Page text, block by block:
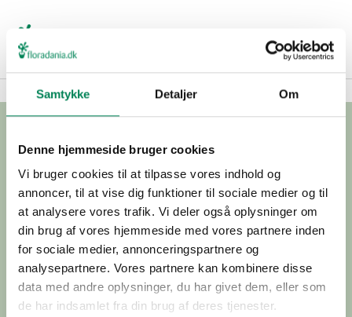
Samtykke Detaljer Om
Denne hjemmeside bruger cookies
Vi bruger cookies til at tilpasse vores indhold og
annoncer, til at vise dig funktioner til sociale medier og til
at analysere vores trafik. Vi deler også oplysninger om
din brug af vores hjemmeside med vores partnere inden
for sociale medier, annonceringspartnere og
analysepartnere. Vores partnere kan kombinere disse
data med andre oplysninger, du har givet dem, eller som
de har indsamlet fra din brug af deres tjenester.
Hvidkærvej 29
5250 Odense SV(Exit 52)
Phone: +45 54551905
E-mail:marketing@floradania.dk